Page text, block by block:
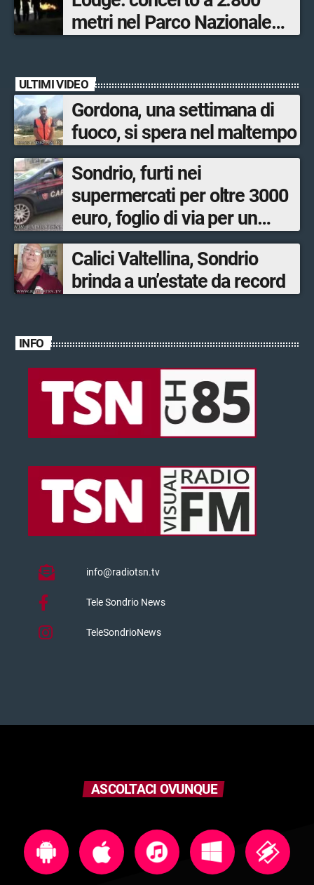
metri nel Parco Nazionale
ULTIMI VIDEO
Gordona, una settimana di
fuoco, si spera nel maltempo
Sondrio, furti nei
supermercati per oltre 3000
euro, foglio di via per un
ventinovenne
Calici Valtellina, Sondrio
brinda a un’estate da record
INFO
info@radiotsn.tv
Tele Sondrio News
TeleSondrioNews
ASCOLTACI OVUNQUE